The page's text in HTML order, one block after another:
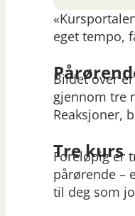
eget tempo,
Bildet over
gjennom tre
Reaksjoner,
Tre kurs
Foreløpig er
pårørende –
til deg som